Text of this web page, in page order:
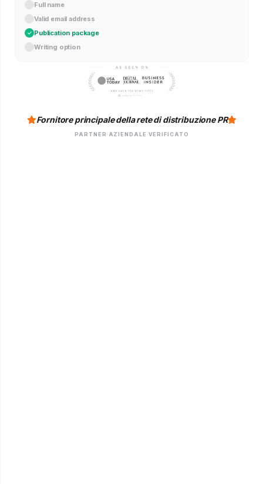
Full name
Valid email address
Publication package
Writing option
Fornitore principale della rete di distribuzione PR
PARTNER AZIENDALE VERIFICATO